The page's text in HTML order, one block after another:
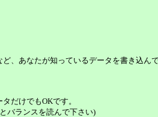
、あなたが知っているデータを書き込んで
だけでもOKです。
バランスを読んで下さい)